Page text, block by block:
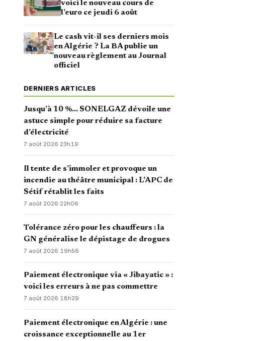
voici le nouveau cours de
l’euro ce jeudi 6 août
Le cash vit-il ses derniers mois
en Algérie ? La BA publie un
nouveau règlement au Journal
officiel
DERNIERS ARTICLES
Jusqu’à 10 %… SONELGAZ dévoile une
astuce simple pour réduire sa facture
d’électricité
7 août 2026·23h19
Il tente de s’immoler et provoque un
incendie au théâtre municipal : L’APC de
Sétif rétablit les faits
7 août 2026·22h06
Tolérance zéro pour les chauffeurs : la
GN généralise le dépistage de drogues
7 août 2026·19h56
Paiement électronique via « Jibayatic » :
voici les erreurs à ne pas commettre
7 août 2026·18h29
Paiement électronique en Algérie : une
croissance exceptionnelle au 1er